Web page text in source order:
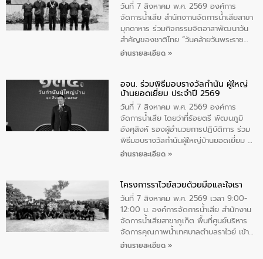
วันที่ 7 สิงหาคม พ.ศ. 2569 องค์การ
จัดการน้ำเสีย สำนักงาานจัดการน้ำเสียสาขา
มุกดาหาร ร่วมกิจกรรมจิตอาสาพัฒนาวัน
สําคัญของชาติไทย “วันคล้ายวันพระราช
สมภพ สมเด็จพระนางเจ้าสิริกิติ์พระบรม
ทิพย์คำ รองผู้ว่าราชการจังหวัดมุกดาหาร
เป็นประธานในพิธี ณ เรือนจําชั่วคราวนาโสก
ตําบลนาโสก อําเภอเมืองมุกดาหาร จังหวัด
มุกดาหาร โดยในกิจกรรมได้ร่วมปลูกป่า และ
ทําความสะอาดภายในบริเวณ จัดกิจกรรม
เพื่อถวายเป็นพระราชกุศล สมเด็จพระนาง
เจ้าสิริกิติ์พระบรมราชินีนาถ พระบรมราช
อ่านรายละเอียด »
อจน. ร่วมพิธีมอบรางวัลกำนัน ผู้ใหญ่
บ้านยอดเยี่ยม ประจำปี 2569
วันที่ 7 สิงหาคม พ.ศ. 2569 องค์การ
จัดการน้ำเสีย โดยว่าที่ร้อยตรี พัฒนภูมิ
อังศุสิงห์ รองผู้อำนวยการปฏิบัติการ ร่วม
พิธีมอบรางวัลกำนันผู้ใหญ่บ้านยอดเยี่ยม ณ
ทำเนียบรัฐบาล โดยมีนายอนุทิน ชาญวีรกูล
ทองคำและประกาศเกียรติคุณให้แก่ กำนัน
ผู้ใหญ่บ้านยอดเยี่ยม พร้อมกล่าวชื่นชม ให้
โอวาท และมอบนโยบาย
อ่านรายละเอียด »
โครงการราไวย์สวยด้วยมือและใจเรา
วันที่ 7 สิงหาคม พ.ศ. 2569 เวลา 9:00-
12:00 น. องค์การจัดการน้ำเสีย สำนักงาน
จัดการน้ำเสียสาขาภูเก็ต พื้นที่ศูนย์บริหาร
จัดการคุณภาพน้ำเทศบาลตำบลราไวย์ เข้า
ร่วมโครงการราไวย์สวยด้วยมือและใจเรา
อ่านรายละเอียด »